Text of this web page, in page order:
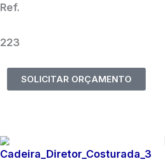
Ref.
223
SOLICITAR ORÇAMENTO